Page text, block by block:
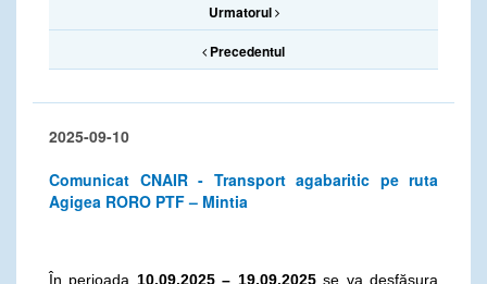
Urmatorul
Precedentul
2025-09-10
Comunicat CNAIR - Transport agabaritic pe ruta
Agigea RORO PTF – Mintia
În perioada 10.09.2025 – 19.09.2025se va desfășura